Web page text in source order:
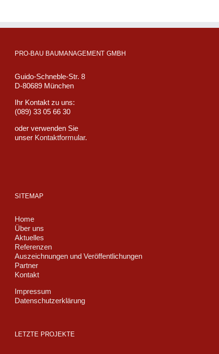
PRO-BAU BAUMANAGEMENT GMBH
Guido-Schneble-Str. 8
D-80689 München
Ihr Kontakt zu uns:
(089) 33 05 66 30
oder verwenden Sie
unser Kontaktformular.
SITEMAP
Home
Über uns
Aktuelles
Referenzen
Auszeichnungen und Veröffentlichungen
Partner
Kontakt
Impressum
Datenschutzerklärung
LETZTE PROJEKTE